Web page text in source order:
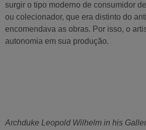
surgir o tipo moderno de consumidor
ou colecionador, que era distinto do
encomendava as obras. Por isso, o
autonomia em sua produção.
Archduke Leopold Wilhelm in his